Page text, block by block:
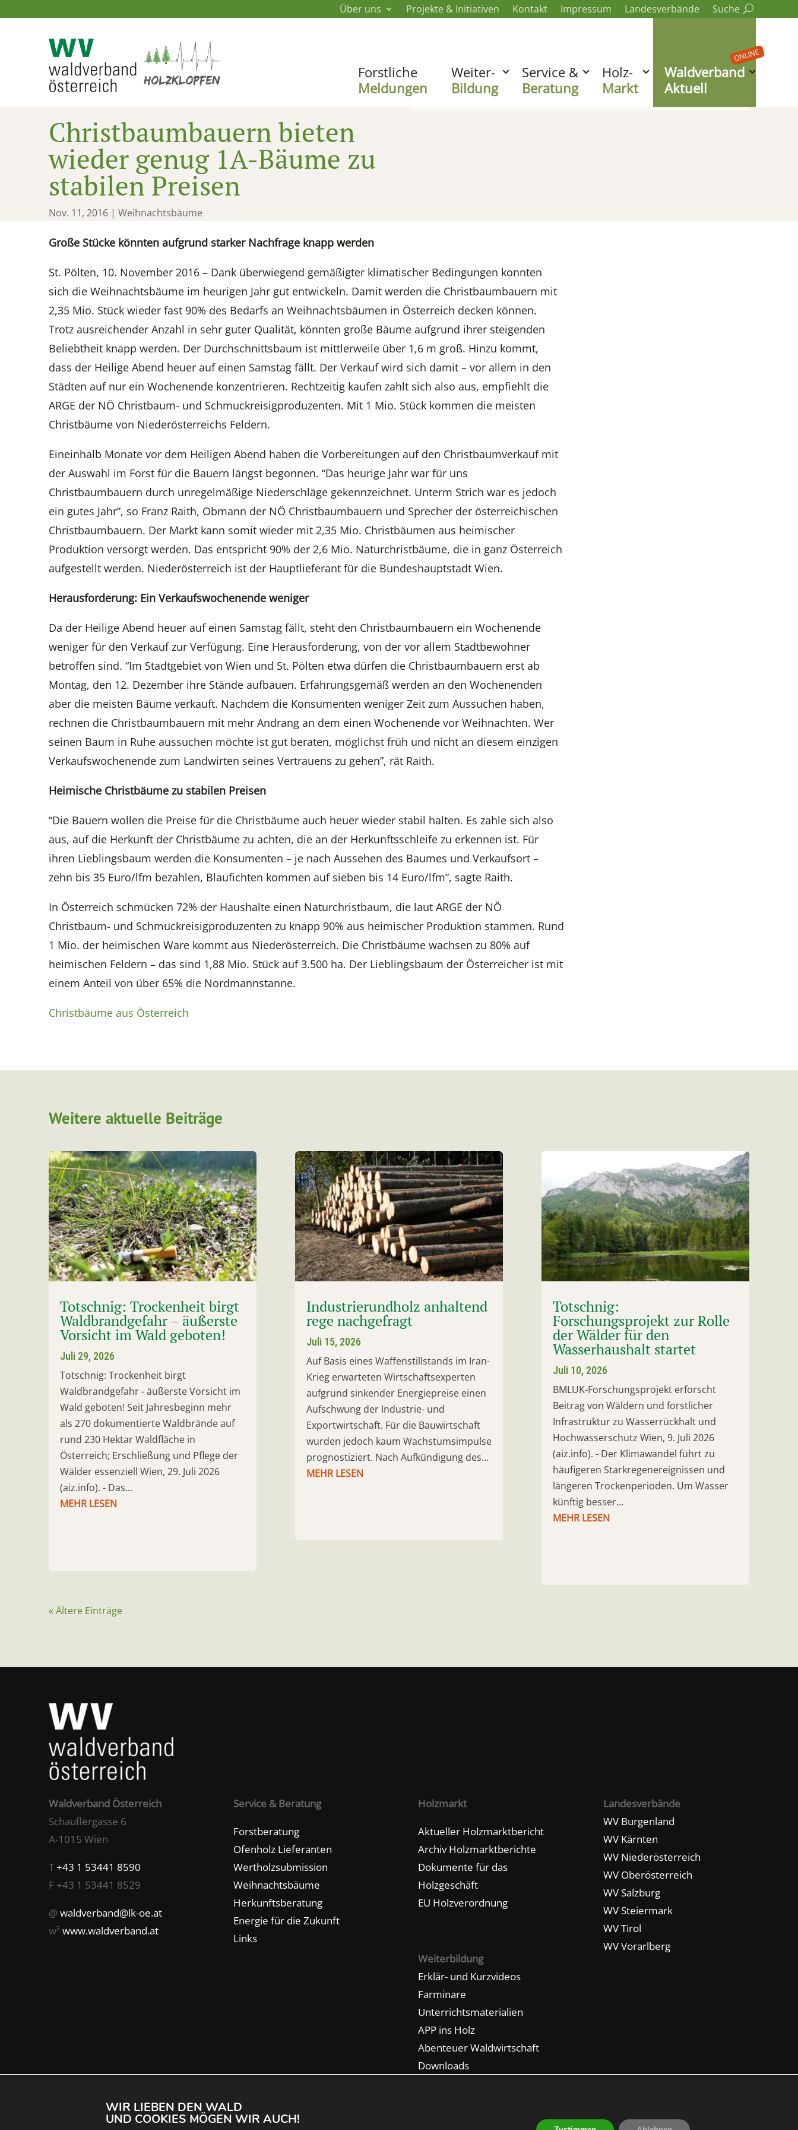
Über uns Projekte & Initiativen Kontakt Impressum Landesverbände Suche
Forstliche
Meldungen
Weiter-
Bildung
Service &
Beratung
Holz-
Markt
ONLINE
Waldverband
Aktuell
Christbaumbauern bieten
wieder genug 1A-Bäume zu
stabilen Preisen
Nov. 11, 2016 | Weihnachtsbäume
Große Stücke könnten aufgrund starker Nachfrage knapp werden
St. Pölten, 10. November 2016 – Dank überwiegend gemäßigter klimatischer Bedingungen konnten
sich die Weihnachtsbäume im heurigen Jahr gut entwickeln. Damit werden die Christbaumbauern mit
2,35 Mio. Stück wieder fast 90% des Bedarfs an Weihnachtsbäumen in Österreich decken können.
Trotz ausreichender Anzahl in sehr guter Qualität, könnten große Bäume aufgrund ihrer steigenden
Beliebtheit knapp werden. Der Durchschnittsbaum ist mittlerweile über 1,6 m groß. Hinzu kommt,
dass der Heilige Abend heuer auf einen Samstag fällt. Der Verkauf wird sich damit – vor allem in den
Städten auf nur ein Wochenende konzentrieren. Rechtzeitig kaufen zahlt sich also aus, empfiehlt die
ARGE der NÖ Christbaum- und Schmuckreisigproduzenten. Mit 1 Mio. Stück kommen die meisten
Christbäume von Niederösterreichs Feldern.
Eineinhalb Monate vor dem Heiligen Abend haben die Vorbereitungen auf den Christbaumverkauf mit
der Auswahl im Forst für die Bauern längst begonnen. “Das heurige Jahr war für uns
Christbaumbauern durch unregelmäßige Niederschläge gekennzeichnet. Unterm Strich war es jedoch
ein gutes Jahr”, so Franz Raith, Obmann der NÖ Christbaumbauern und Sprecher der österreichischen
Christbaumbauern. Der Markt kann somit wieder mit 2,35 Mio. Christbäumen aus heimischer
Produktion versorgt werden. Das entspricht 90% der 2,6 Mio. Naturchristbäume, die in ganz Österreich
aufgestellt werden. Niederösterreich ist der Hauptlieferant für die Bundeshauptstadt Wien.
Herausforderung: Ein Verkaufswochenende weniger
Da der Heilige Abend heuer auf einen Samstag fällt, steht den Christbaumbauern ein Wochenende
weniger für den Verkauf zur Verfügung. Eine Herausforderung, von der vor allem Stadtbewohner
betroffen sind. “Im Stadtgebiet von Wien und St. Pölten etwa dürfen die Christbaumbauern erst ab
Montag, den 12. Dezember ihre Stände aufbauen. Erfahrungsgemäß werden an den Wochenenden
aber die meisten Bäume verkauft. Nachdem die Konsumenten weniger Zeit zum Aussuchen haben,
rechnen die Christbaumbauern mit mehr Andrang an dem einen Wochenende vor Weihnachten. Wer
seinen Baum in Ruhe aussuchen möchte ist gut beraten, möglichst früh und nicht an diesem einzigen
Verkaufswochenende zum Landwirten seines Vertrauens zu gehen”, rät Raith.
Heimische Christbäume zu stabilen Preisen
“Die Bauern wollen die Preise für die Christbäume auch heuer wieder stabil halten. Es zahle sich also
aus, auf die Herkunft der Christbäume zu achten, die an der Herkunftsschleife zu erkennen ist. Für
ihren Lieblingsbaum werden die Konsumenten – je nach Aussehen des Baumes und Verkaufsort –
zehn bis 35 Euro/lfm bezahlen, Blaufichten kommen auf sieben bis 14 Euro/lfm”, sagte Raith.
In Österreich schmücken 72% der Haushalte einen Naturchristbaum, die laut ARGE der NÖ
Christbaum- und Schmuckreisigproduzenten zu knapp 90% aus heimischer Produktion stammen. Rund
1 Mio. der heimischen Ware kommt aus Niederösterreich. Die Christbäume wachsen zu 80% auf
heimischen Feldern – das sind 1,88 Mio. Stück auf 3.500 ha. Der Lieblingsbaum der Österreicher ist mit
einem Anteil von über 65% die Nordmannstanne.
Christbäume aus Österreich
Weitere aktuelle Beiträge
Totschnig: Trockenheit birgt
Waldbrandgefahr – äußerste
Vorsicht im Wald geboten!
Juli 29, 2026
Totschnig: Trockenheit birgt
Waldbrandgefahr - äußerste Vorsicht im
Wald geboten! Seit Jahresbeginn mehr
als 270 dokumentierte Waldbrände auf
rund 230 Hektar Waldfläche in
Österreich; Erschließung und Pflege der
Wälder essenziell Wien, 29. Juli 2026
(aiz.info). - Das...
MEHR LESEN
Industrierundholz anhaltend
rege nachgefragt
Juli 15, 2026
Auf Basis eines Waffenstillstands im Iran-
Krieg erwarteten Wirtschaftsexperten
aufgrund sinkender Energiepreise einen
Aufschwung der Industrie- und
Exportwirtschaft. Für die Bauwirtschaft
wurden jedoch kaum Wachstumsimpulse
prognostiziert. Nach Aufkündigung des...
MEHR LESEN
Totschnig:
Forschungsprojekt zur Rolle
der Wälder für den
Wasserhaushalt startet
Juli 10, 2026
BMLUK-Forschungsprojekt erforscht
Beitrag von Wäldern und forstlicher
Infrastruktur zu Wasserrückhalt und
Hochwasserschutz Wien, 9. Juli 2026
(aiz.info). - Der Klimawandel führt zu
häufigeren Starkregenereignissen und
längeren Trockenperioden. Um Wasser
künftig besser...
MEHR LESEN
« Ältere Einträge
Waldverband Österreich
Schauflergasse 6
A-1015 Wien
T+43 1 53441 8590
F +43 1 53441 8529
@ waldverband@lk-oe.at
w³www.waldverband.at
Service & Beratung
Forstberatung
Ofenholz Lieferanten
Wertholzsubmission
Weihnachtsbäume
Herkunftsberatung
Energie für die Zukunft
Links
Holzmarkt
Aktueller Holzmarktbericht
Archiv Holzmarktberichte
Dokumente für das
Holzgeschäft
EU Holzverordnung
Weiterbildung
Erklär- und Kurzvideos
Farminare
Unterrichtsmaterialien
APP ins Holz
Abenteuer Waldwirtschaft
Downloads
Landesverbände
WV Burgenland
WV Kärnten
WV Niederösterreich
WV Oberösterreich
WV Salzburg
WV Steiermark
WV Tirol
WV Vorarlberg
WIR LIEBEN DEN WALD
UND COOKIES MÖGEN WIR AUCH!